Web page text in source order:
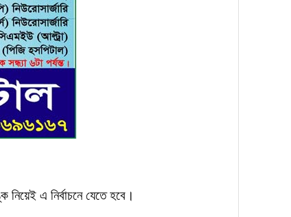
নিয়েই এ নির্বাচনে যেতে হবে।